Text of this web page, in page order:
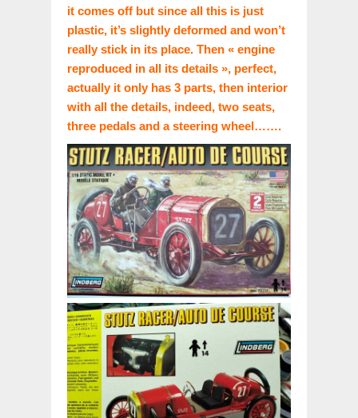
it comes off but since all this is just
plastic, it’s slightly deformed and won’t
really stick in its place. Then « engine
reproduced in all its details », perfect,
actually it only has 3 parts, then interior
with all the details, indeed, two seats,
three pedals and a steering wheel…….